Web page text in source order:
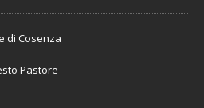
di Cosenza
Pastore